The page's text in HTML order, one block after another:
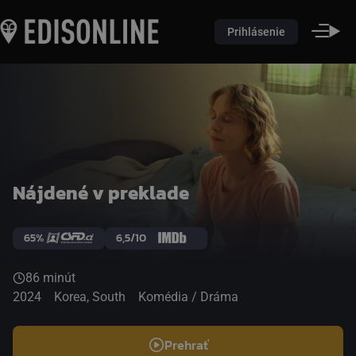
Prihlásenie
Nájdené v preklade
65% 6,5/10
86 minút
2024
Korea, South Komédia / Dráma
Prehrať